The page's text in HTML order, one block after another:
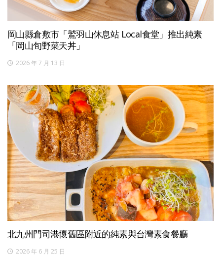
岡山縣倉敷市「鷲羽山休息站 Local食堂」推出純素
「岡山旬野菜天丼」
2026 年 7 月 13 日
北九州門司港懷舊區附近的純素與台灣素食餐廳
2026 年 6 月 25 日